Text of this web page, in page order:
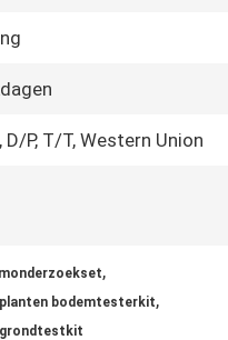
D/P, T/T, Western Union
,
bodemtesterkit,